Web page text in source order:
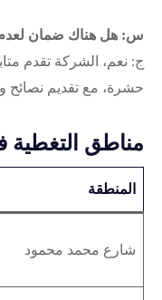
س: هل هناك ضمان
ج: نعم، الشركة تقدم
حشرة، مع تقديم نصائح
مناطق
المنطقة
شارع محمد محمود